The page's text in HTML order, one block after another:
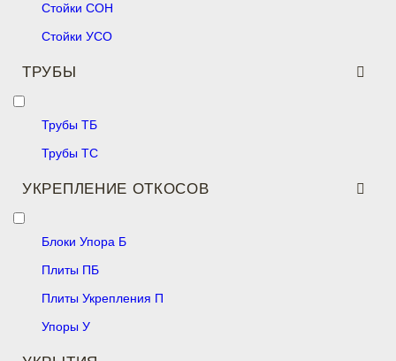
Стойки СОН
Стойки УСО
ТРУБЫ
Трубы ТБ
Трубы ТС
УКРЕПЛЕНИЕ ОТКОСОВ
Блоки Упора Б
Плиты ПБ
Плиты Укрепления П
Упоры У